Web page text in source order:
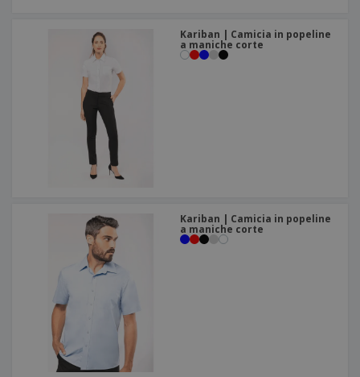
Kariban | Camicia in popeline
a maniche corte
Kariban | Camicia in popeline
a maniche corte